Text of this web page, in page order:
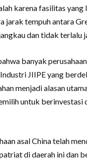
karena fasilitas yang
jarak tempuh antara
dan tidak terlalu
banyak
JIIPE yang
menjadi alasan
untuk berinvestasi
asal China telah
di daerah ini dan